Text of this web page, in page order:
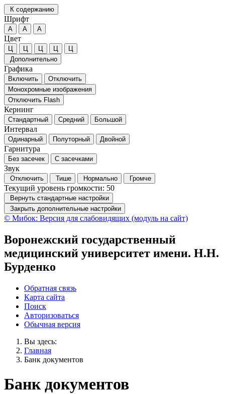
К содержанию
Шрифт
А А А
Цвет
Ц Ц Ц Ц
Ц
Дополнительно
Графика
Включить
Отключить
Монохромные изображения
Отключить Flash
Кернинг
Стандартный Средний Большой
Интервал
Одинарный Полуторный Двойной
Гарнитура
Без засечек С засечками
Звук
Отключить Тише Нормально Громче
Текущий уровень громкости: 50
Вернуть стандартные настройки
Закрыть дополнительные настройки
© Мибок: Версия для слабовидящих (модуль на сайт)
Воронежский государственный
медицинский университет имени. Н.Н.
Бурденко
Обратная связь
Карта сайта
Поиск
Авторизоваться
Обычная версия
Вы здесь:
Главная
Банк документов
Банк документов